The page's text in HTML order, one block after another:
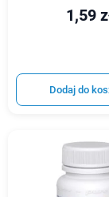
1,59
Dodaj do